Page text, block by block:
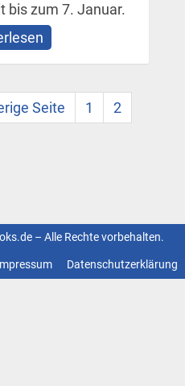
bis zum 7. Januar.
E-
Box:
Seite Page
1 Page
2
– Alle Rechte vorbehalten.
Datenschutzerklärung